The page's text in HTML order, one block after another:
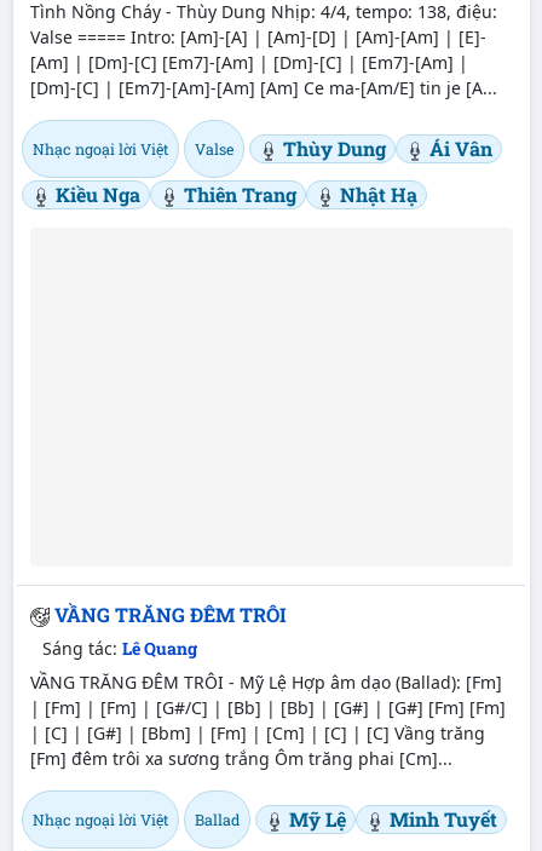
Tình Nồng Cháy - Thùy Dung Nhịp: 4/4, tempo: 138, điệu:
Valse ===== Intro: [Am]-[A] | [Am]-[D] | [Am]-[Am] | [E]-
[Am] | [Dm]-[C] [Em7]-[Am] | [Dm]-[C] | [Em7]-[Am] |
[Dm]-[C] | [Em7]-[Am]-[Am] [Am] Ce ma-[Am/E] tin je [A...
Nhạc ngoại lời Việt Valse Thùy Dung
Ái Vân
Kiều Nga
Thiên Trang Nhật Hạ
VẦNG TRĂNG ĐÊM TRÔI
Sáng tác: Lê Quang
VẦNG TRĂNG ĐÊM TRÔI - Mỹ Lệ Hợp âm dạo (Ballad): [Fm]
| [Fm] | [Fm] | [G#/C] | [Bb] | [Bb] | [G#] | [G#] [Fm] [Fm]
| [C] | [G#] | [Bbm] | [Fm] | [Cm] | [C] | [C] Vầng trăng
[Fm] đêm trôi xa sương trắng Ôm trăng phai [Cm]...
Nhạc ngoại lời Việt Ballad Mỹ Lệ
Minh Tuyết